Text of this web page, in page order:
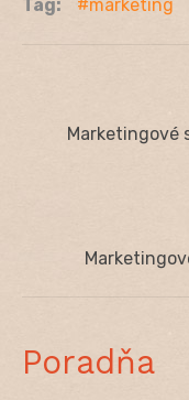
Tag: marketing
Navigácia
Previous
Marketingové
Next
Poradňa